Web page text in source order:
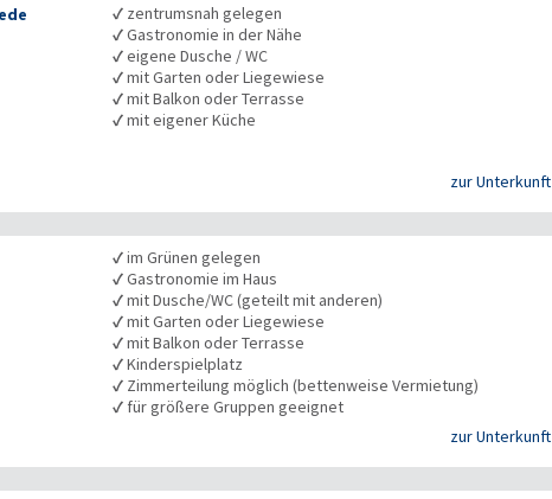
✓ zentrumsnah gelegen
✓Gastronomie in der Nähe
✓eigene Dusche / WC
✓mit Garten oder Liegewiese
✓mit Balkon oder Terrasse
✓mit eigener Küche
zur Unterkunft
✓im Grünen gelegen
✓Gastronomie im Haus
✓mit Dusche/WC (geteilt mit anderen)
✓mit Garten oder Liegewiese
✓mit Balkon oder Terrasse
✓Kinderspielplatz
✓ Zimmerteilung möglich (bettenweise Vermietung)
✓ für größere Gruppen geeignet
zur Unterkunft